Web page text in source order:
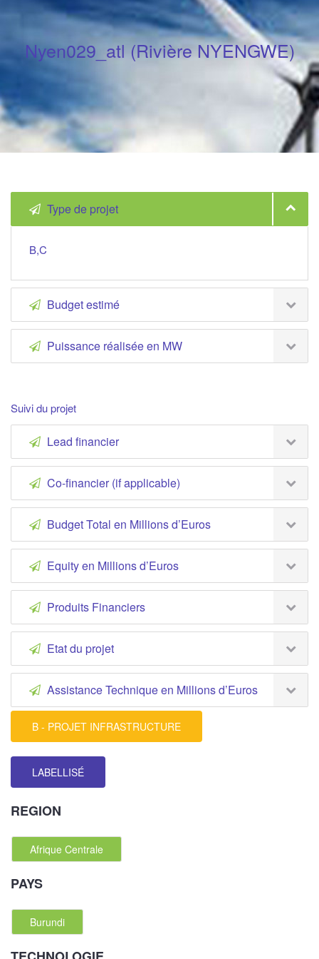
Nyen029_atl (Rivière NYENGWE)
Type de projet
B,C
Budget estimé
Puissance réalisée en MW
Suivi du projet
Lead financier
Co-financier (if applicable)
Budget Total en Millions d’Euros
Equity en Millions d’Euros
Produits Financiers
Etat du projet
Assistance Technique en Millions d’Euros
B - PROJET INFRASTRUCTURE
LABELLISÉ
REGION
Afrique Centrale
PAYS
Burundi